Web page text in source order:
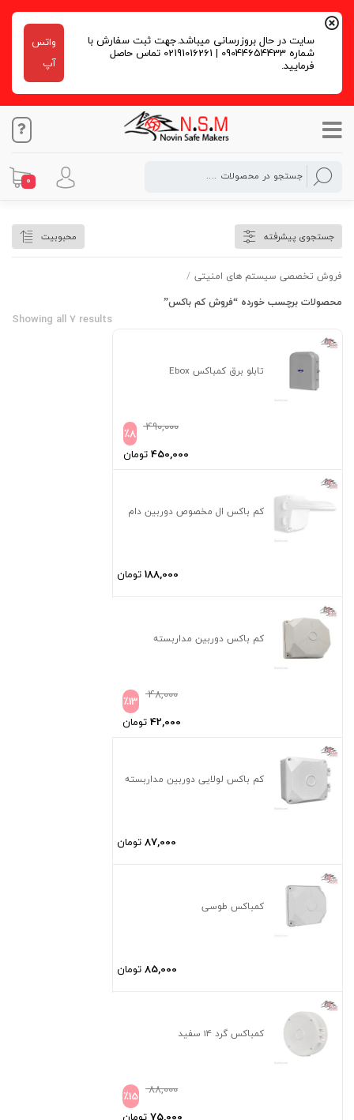
سایت در حال بروزرسانی میباشد.جهت ثبت سفارش با
شماره 09044654433 | 02191016261 تماس حاصل
فرمایید.
واتس
آپ
0
فروش کم باکس
جستجوی پیشرفته محبوبیت
فروش تخصصی سیستم های امنیتی /
محصولات برچسب خورده “فروش کم باکس”
Showing all 7 results
تابلو برق کمباکس Ebox
٪8 490,000
450,000تومان
کم باکس ال مخصوص دوربین دام
188,000تومان
کم باکس دوربین مداربسته
٪13 48,000
42,000تومان
کم باکس لولایی دوربین مداربسته
87,000تومان
کمباکس طوسی
85,000تومان
کمباکس گرد 14 سفید
٪15 88,000